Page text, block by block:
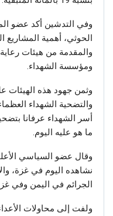
وفي التدشين أكد عضو
الحوثي، أهمية المشاريع
والمقدمة من هيئات
ومؤسسة الشهداء.
وثمن جهود هذه الهيئات
والتضحية الشهداء
أسر الشهداء عرفانا
ما هو عليه اليوم.
وقال عضو السياسي
نشاهده اليوم في غزة،
الجرائم في اليمن وفي
ولفت إلى محاولات